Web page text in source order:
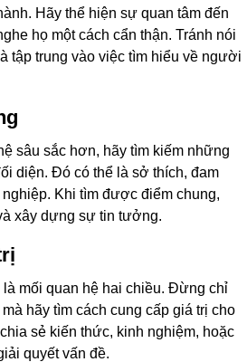
Hãy thể hiện sự quan tâm đến
họ một cách cẩn thận. Tránh nói
tập trung vào việc tìm hiểu về người
sâu sắc hơn, hãy tìm kiếm những
diện. Đó có thể là sở thích, đam
Khi tìm được điểm chung,
xây dựng sự tin tưởng.
mối quan hệ hai chiều. Đừng chỉ
hãy tìm cách cung cấp giá trị cho
sẻ kiến thức, kinh nghiệm, hoặc
quyết vấn đề.